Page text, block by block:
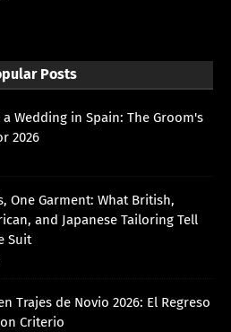
Posts
Wedding in Spain: The Groom's
2026
One Garment: What British,
and Japanese Tailoring Tell
Suit
Trajes de Novio 2026: El Regreso
Criterio